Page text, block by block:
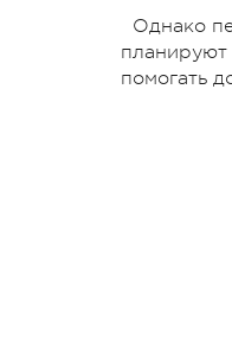
Однако
планируют
помогать